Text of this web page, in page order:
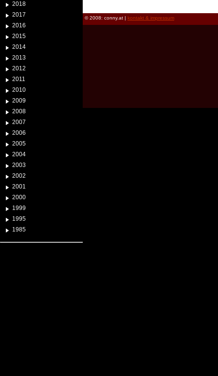
2018
2017
2016
2015
2014
2013
2012
2011
2010
2009
2008
2007
2006
2005
2004
2003
2002
2001
2000
1999
1995
1985
© 2008: conny.at | kontakt & impressum